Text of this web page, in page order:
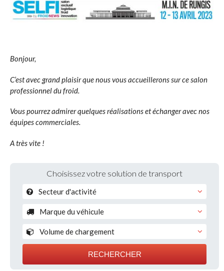
Cellules intégrées
Groupes frigorifiques
Options
SERVICES
d’agrément ATP
Maintenance des équipements
Véhicules frigorifiques d’occasion
Réparation de la carrosserie
CONSTRUCTEURS
Bonjour,
C’est avec grand plaisir que nous vous accueillerons sur ce salon
professionnel du froid.
Vous pourrez admirer quelques réalisations et échanger avec nos
équipes commerciales.
A très vite !
Choisissez votre solution de transport
Secteur d'activité
Tous
Médical
Autres denrées périssables
Marque du véhicule
Tous
CITROËN
Volume de chargement
de 1.5 m3 à 2.3 m3
RECHERCHER